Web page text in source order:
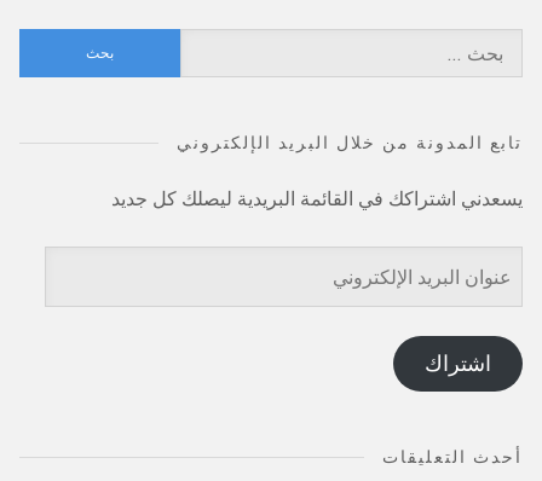
عن:
تابع المدونة من خلال البريد الإلكتروني
يسعدني اشتراكك في القائمة البريدية ليصلك كل جديد
عنوان
البريد
الإلكتروني
اشتراك
أحدث التعليقات